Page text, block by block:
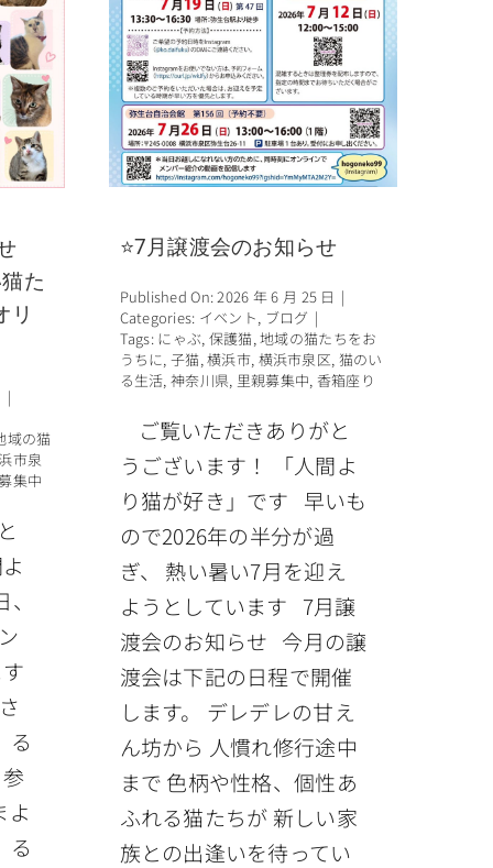
た
リ
|
域の猫
市泉
集中
る
よ
⭐7月譲渡会のお知らせ
Published On: 2026 年 6 月 25 日 |
Categories: イベント, ブログ |
Tags: にゃぶ, 保護猫,地域の猫たちをお
うちに, 子猫,横浜市, 横浜市泉区, 猫のい
る生活, 神奈川県, 里親募集中, 香箱座り
ご覧いただきありがと
うございます！ 「人間よ
り猫が好き」です 早いも
ので2026年の半分が過
ぎ、 熱い暑い7月を迎え
ようとしています 7月譲
渡会のお知らせ 今月の譲
渡会は下記の日程で開催
します。 デレデレの甘え
ん坊から 人慣れ修行途中
まで 色柄や性格、個性あ
ふれる猫たちが 新しい家
族との出逢いを待ってい